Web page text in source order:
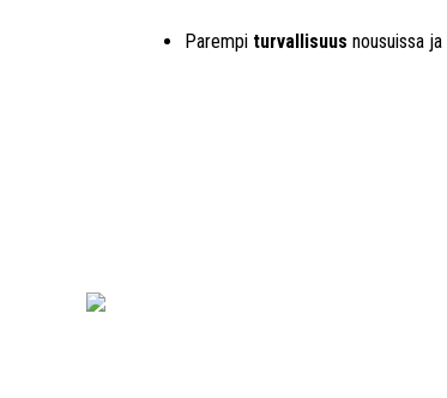
Parempi turvallisuus nousuissa ja